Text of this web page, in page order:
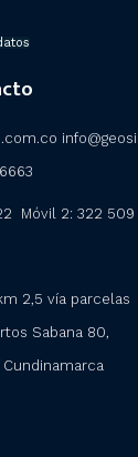
Móvil 2: 322 509
2,5 vía parcelas
Sabana 80,